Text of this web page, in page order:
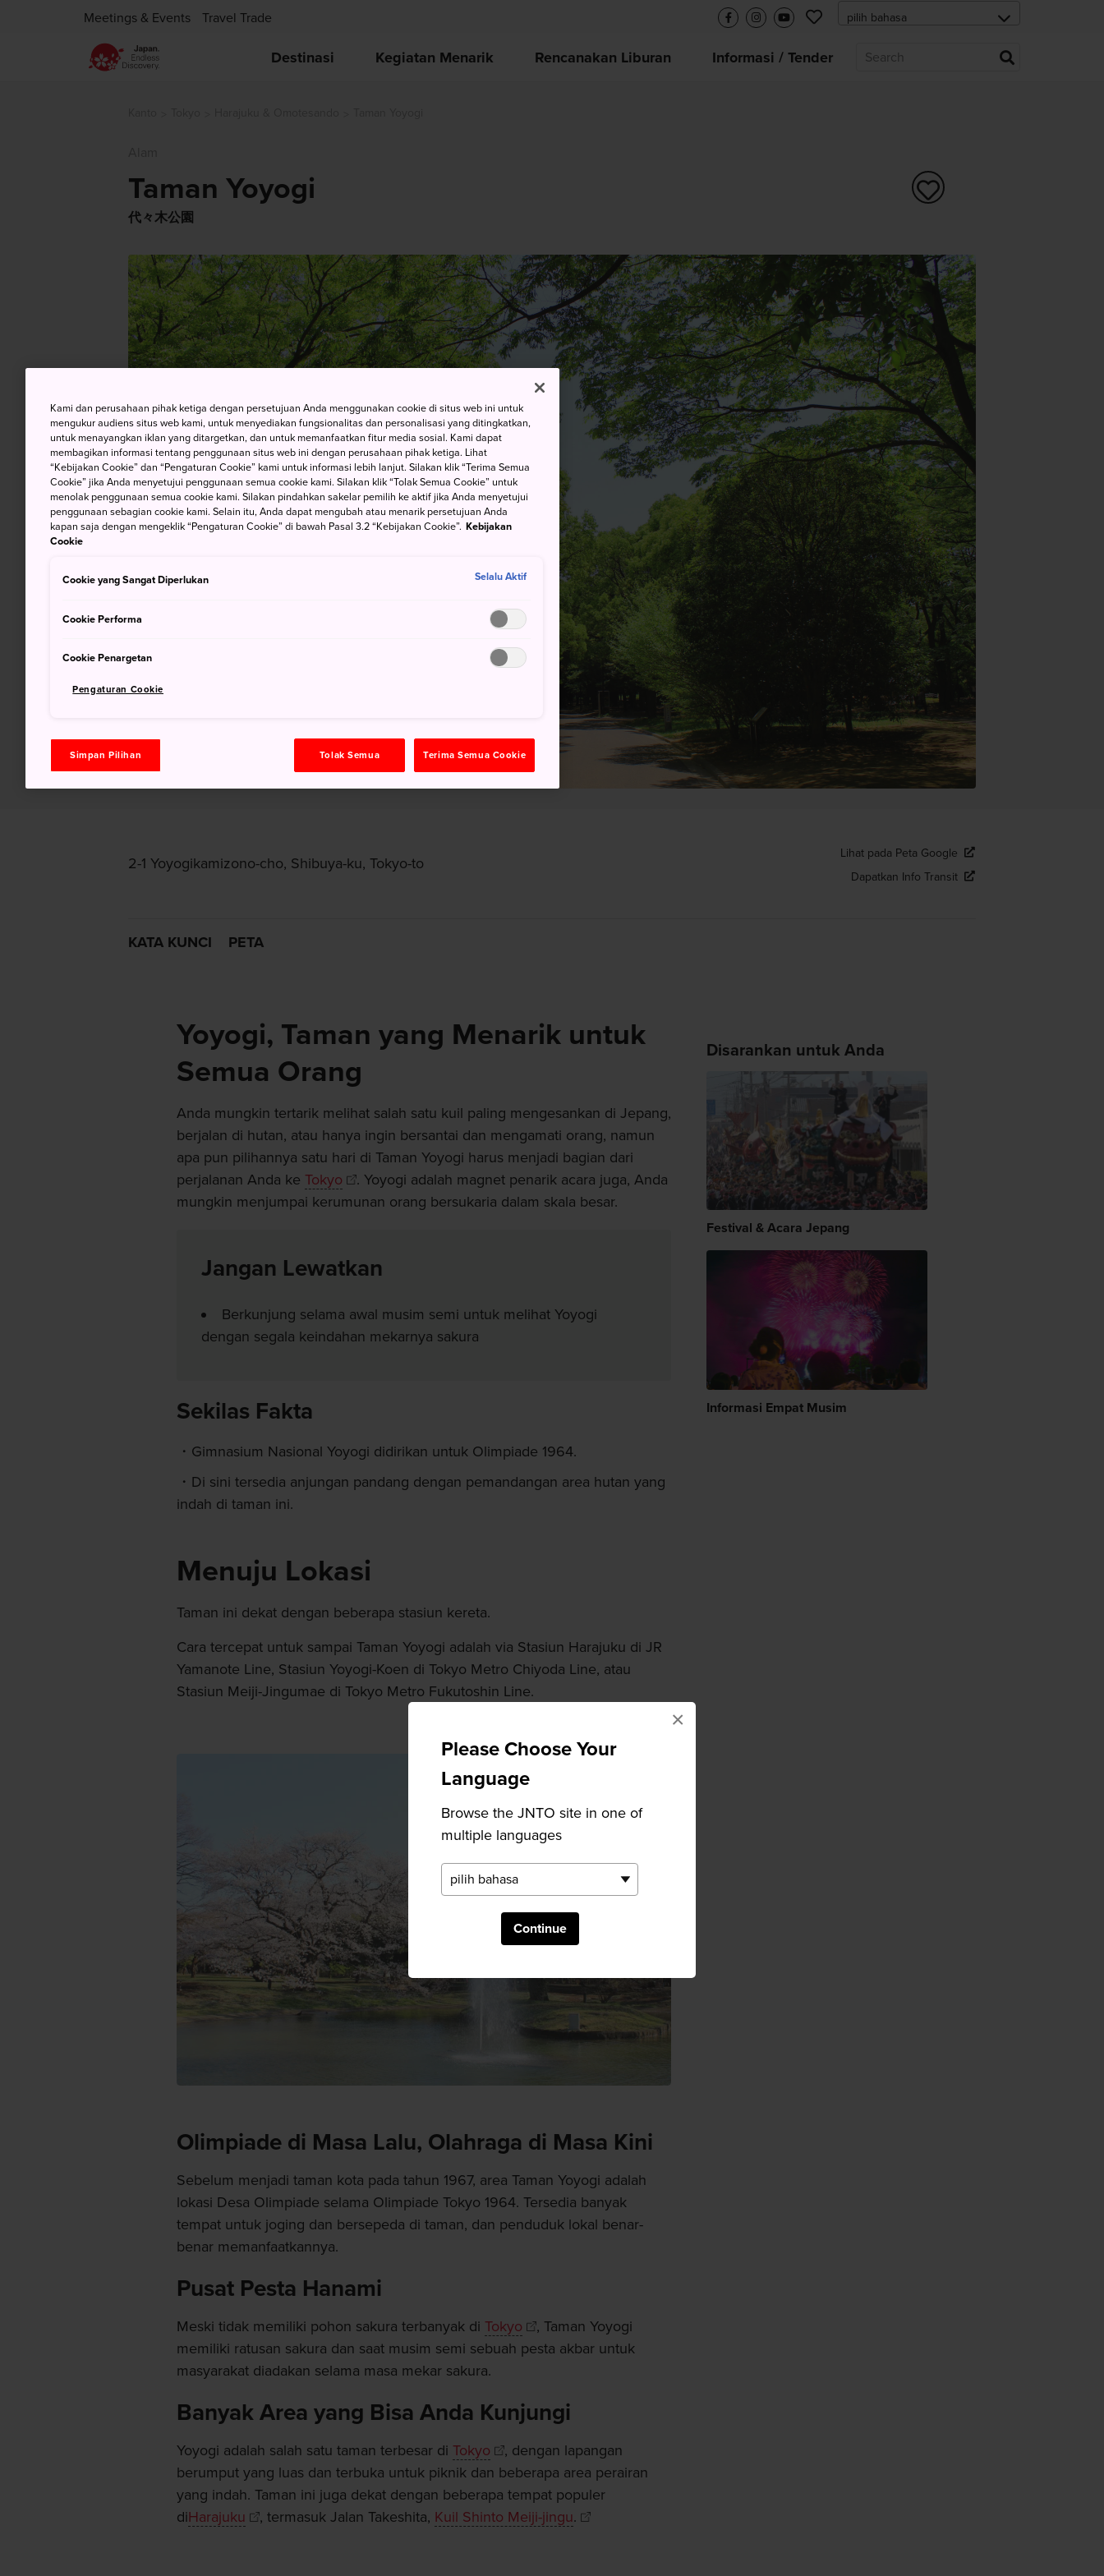
Please Choose Your
Language
Browse the JNTO site in one of
multiple languages
Continue
×
Meetings & Events Travel Trade
Destinasi Kegiatan Menarik Rencanakan Liburan Informasi / Tender
Taman Yoyogi
代々木公園
2-1 Yoyogikamizono-cho, Shibuya-ku, Tokyo-to
Lihat pada Peta Google
Dapatkan Info Transit
KATA KUNCI PETA
Yoyogi, Taman yang Menarik untuk
Semua Orang
Anda mungkin tertarik melihat salah satu kuil paling mengesankan di Jepang,
berjalan di hutan, atau hanya ingin bersantai dan mengamati orang, namun
apa pun pilihannya satu hari di Taman Yoyogi harus menjadi bagian dari
perjalanan Anda ke Tokyo
. Yoyogi adalah magnet penarik acara juga, Anda
mungkin menjumpai kerumunan orang bersukaria dalam skala besar.
Jangan Lewatkan
Berkunjung selama awal musim semi untuk melihat Yoyogi
dengan segala keindahan mekarnya sakura
Sekilas Fakta
Gimnasium Nasional Yoyogi didirikan untuk Olimpiade 1964.
Di sini tersedia anjungan pandang dengan pemandangan area hutan yang
indah di taman ini.
Menuju Lokasi
Taman ini dekat dengan beberapa stasiun kereta.
Cara tercepat untuk sampai Taman Yoyogi adalah via Stasiun Harajuku di JR
Yamanote Line, Stasiun Yoyogi-Koen di Tokyo Metro Chiyoda Line, atau
Stasiun Meiji-Jingumae di Tokyo Metro Fukutoshin Line.
Olimpiade di Masa Lalu, Olahraga di Masa Kini
Sebelum menjadi taman kota pada tahun 1967, area Taman Yoyogi adalah
lokasi Desa Olimpiade selama Olimpiade Tokyo 1964. Tersedia banyak
tempat untuk joging dan bersepeda di taman, dan penduduk lokal benar-
benar memanfaatkannya.
Pusat Pesta Hanami
Meski tidak memiliki pohon sakura terbanyak di Tokyo
, Taman Yoyogi
memiliki ratusan sakura dan saat musim semi sebuah pesta akbar untuk
masyarakat diadakan selama masa mekar sakura.
Banyak Area yang Bisa Anda Kunjungi
Yoyogi adalah salah satu taman terbesar di Tokyo
, dengan lapangan
berumput yang luas dan terbuka untuk piknik dan beberapa area perairan
yang indah. Taman ini juga dekat dengan beberapa tempat populer
diHarajuku , termasuk Jalan Takeshita, Kuil Shinto Meiji-jingu.
Disarankan untuk Anda
Festival & Acara Jepang
Informasi Empat Musim
Kami dan perusahaan pihak ketiga dengan persetujuan Anda menggunakan cookie di situs web ini untuk
mengukur audiens situs web kami, untuk menyediakan fungsionalitas dan personalisasi yang ditingkatkan,
untuk menayangkan iklan yang ditargetkan, dan untuk memanfaatkan fitur media sosial. Kami dapat
membagikan informasi tentang penggunaan situs web ini dengan perusahaan pihak ketiga. Lihat
“Kebijakan Cookie” dan “Pengaturan Cookie” kami untuk informasi lebih lanjut. Silakan klik “Terima Semua
Cookie” jika Anda menyetujui penggunaan semua cookie kami. Silakan klik “Tolak Semua Cookie” untuk
menolak penggunaan semua cookie kami. Silakan pindahkan sakelar pemilih ke aktif jika Anda menyetujui
penggunaan sebagian cookie kami. Selain itu, Anda dapat mengubah atau menarik persetujuan Anda
kapan saja dengan mengeklik “Pengaturan Cookie” di bawah Pasal 3.2 “Kebijakan Cookie”. Kebijakan
Cookie
Cookie yang Sangat Diperlukan Selalu Aktif
Cookie Performa
Cookie Penargetan
Pengaturan Cookie
Simpan Pilihan Tolak Semua Terima Semua Cookie